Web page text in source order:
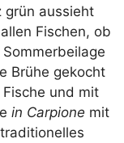
grün aussieht
Fischen, ob
Brühe gekocht
und mit
in Carpione mit